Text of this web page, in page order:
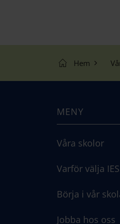
Hem
MENY
Våra skolor
Varför välja IES
Börja i vår
Jobba hos oss